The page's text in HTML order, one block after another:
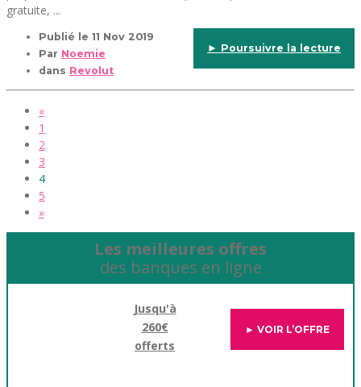
gratuite, ...
Publié le 11 Nov 2019
Par Noemie
dans Revolut
► Poursuivre la lecture
«
1
2
3
4
5
»
Les meilleures offres
des banques en ligne
Jusqu'à
260€
offerts
► VOIR L’OFFRE